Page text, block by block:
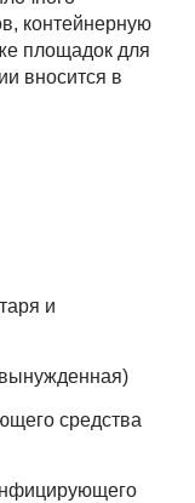
контейнерную
площадок для
вносится в
и
средства